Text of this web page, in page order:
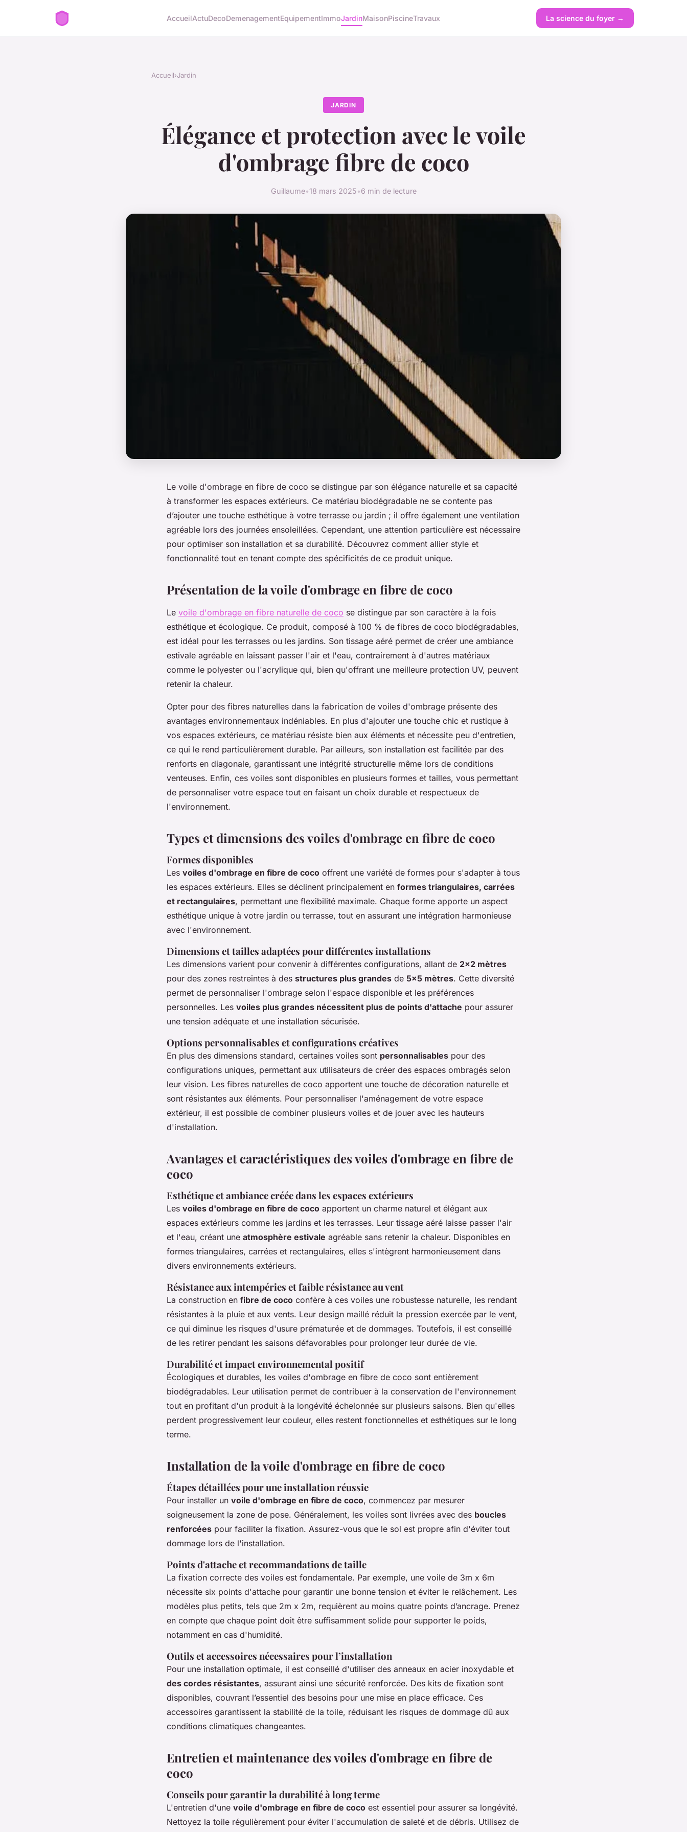
AccueilActuDecoDemenagementEquipementImmoJardinMaisonPiscineTravaux La science du foyer →
Accueil›Jardin
JARDIN
Élégance et protection avec le voile
d'ombrage fibre de coco
Guillaume•18 mars 2025•6 min de lecture
Le voile d'ombrage en fibre de coco se distingue par son élégance naturelle et sa capacité
à transformer les espaces extérieurs. Ce matériau biodégradable ne se contente pas
d’ajouter une touche esthétique à votre terrasse ou jardin ; il offre également une ventilation
agréable lors des journées ensoleillées. Cependant, une attention particulière est nécessaire
pour optimiser son installation et sa durabilité. Découvrez comment allier style et
fonctionnalité tout en tenant compte des spécificités de ce produit unique.
Présentation de la voile d'ombrage en fibre de coco
Le voile d'ombrage en fibre naturelle de coco se distingue par son caractère à la fois
esthétique et écologique. Ce produit, composé à 100 % de fibres de coco biodégradables,
est idéal pour les terrasses ou les jardins. Son tissage aéré permet de créer une ambiance
estivale agréable en laissant passer l'air et l'eau, contrairement à d'autres matériaux
comme le polyester ou l'acrylique qui, bien qu'offrant une meilleure protection UV, peuvent
retenir la chaleur.
Opter pour des fibres naturelles dans la fabrication de voiles d'ombrage présente des
avantages environnementaux indéniables. En plus d'ajouter une touche chic et rustique à
vos espaces extérieurs, ce matériau résiste bien aux éléments et nécessite peu d'entretien,
ce qui le rend particulièrement durable. Par ailleurs, son installation est facilitée par des
renforts en diagonale, garantissant une intégrité structurelle même lors de conditions
venteuses. Enfin, ces voiles sont disponibles en plusieurs formes et tailles, vous permettant
de personnaliser votre espace tout en faisant un choix durable et respectueux de
l'environnement.
Types et dimensions des voiles d'ombrage en fibre de coco
Formes disponibles
Les voiles d'ombrage en fibre de coco offrent une variété de formes pour s'adapter à tous
les espaces extérieurs. Elles se déclinent principalement en formes triangulaires, carrées
et rectangulaires, permettant une flexibilité maximale. Chaque forme apporte un aspect
esthétique unique à votre jardin ou terrasse, tout en assurant une intégration harmonieuse
avec l'environnement.
Dimensions et tailles adaptées pour différentes installations
Les dimensions varient pour convenir à différentes configurations, allant de 2x2 mètres
pour des zones restreintes à des structures plus grandes de 5x5 mètres. Cette diversité
permet de personnaliser l'ombrage selon l'espace disponible et les préférences
personnelles. Les voiles plus grandes nécessitent plus de points d'attache pour assurer
une tension adéquate et une installation sécurisée.
Options personnalisables et configurations créatives
En plus des dimensions standard, certaines voiles sont personnalisables pour des
configurations uniques, permettant aux utilisateurs de créer des espaces ombragés selon
leur vision. Les fibres naturelles de coco apportent une touche de décoration naturelle et
sont résistantes aux éléments. Pour personnaliser l'aménagement de votre espace
extérieur, il est possible de combiner plusieurs voiles et de jouer avec les hauteurs
d'installation.
Avantages et caractéristiques des voiles d'ombrage en fibre de
coco
Esthétique et ambiance créée dans les espaces extérieurs
Les voiles d'ombrage en fibre de coco apportent un charme naturel et élégant aux
espaces extérieurs comme les jardins et les terrasses. Leur tissage aéré laisse passer l'air
et l'eau, créant une atmosphère estivale agréable sans retenir la chaleur. Disponibles en
formes triangulaires, carrées et rectangulaires, elles s'intègrent harmonieusement dans
divers environnements extérieurs.
Résistance aux intempéries et faible résistance au vent
La construction en fibre de coco confère à ces voiles une robustesse naturelle, les rendant
résistantes à la pluie et aux vents. Leur design maillé réduit la pression exercée par le vent,
ce qui diminue les risques d'usure prématurée et de dommages. Toutefois, il est conseillé
de les retirer pendant les saisons défavorables pour prolonger leur durée de vie.
Durabilité et impact environnemental positif
Écologiques et durables, les voiles d'ombrage en fibre de coco sont entièrement
biodégradables. Leur utilisation permet de contribuer à la conservation de l'environnement
tout en profitant d'un produit à la longévité échelonnée sur plusieurs saisons. Bien qu'elles
perdent progressivement leur couleur, elles restent fonctionnelles et esthétiques sur le long
terme.
Installation de la voile d'ombrage en fibre de coco
Étapes détaillées pour une installation réussie
Pour installer un voile d'ombrage en fibre de coco, commencez par mesurer
soigneusement la zone de pose. Généralement, les voiles sont livrées avec des boucles
renforcées pour faciliter la fixation. Assurez-vous que le sol est propre afin d'éviter tout
dommage lors de l'installation.
Points d'attache et recommandations de taille
La fixation correcte des voiles est fondamentale. Par exemple, une voile de 3m x 6m
nécessite six points d'attache pour garantir une bonne tension et éviter le relâchement. Les
modèles plus petits, tels que 2m x 2m, requièrent au moins quatre points d’ancrage. Prenez
en compte que chaque point doit être suffisamment solide pour supporter le poids,
notamment en cas d'humidité.
Outils et accessoires nécessaires pour l’installation
Pour une installation optimale, il est conseillé d'utiliser des anneaux en acier inoxydable et
des cordes résistantes, assurant ainsi une sécurité renforcée. Des kits de fixation sont
disponibles, couvrant l’essentiel des besoins pour une mise en place efficace. Ces
accessoires garantissent la stabilité de la toile, réduisant les risques de dommage dû aux
conditions climatiques changeantes.
Entretien et maintenance des voiles d'ombrage en fibre de
coco
Conseils pour garantir la durabilité à long terme
L'entretien d'une voile d'ombrage en fibre de coco est essentiel pour assurer sa longévité.
Nettoyez la toile régulièrement pour éviter l'accumulation de saleté et de débris. Utilisez de